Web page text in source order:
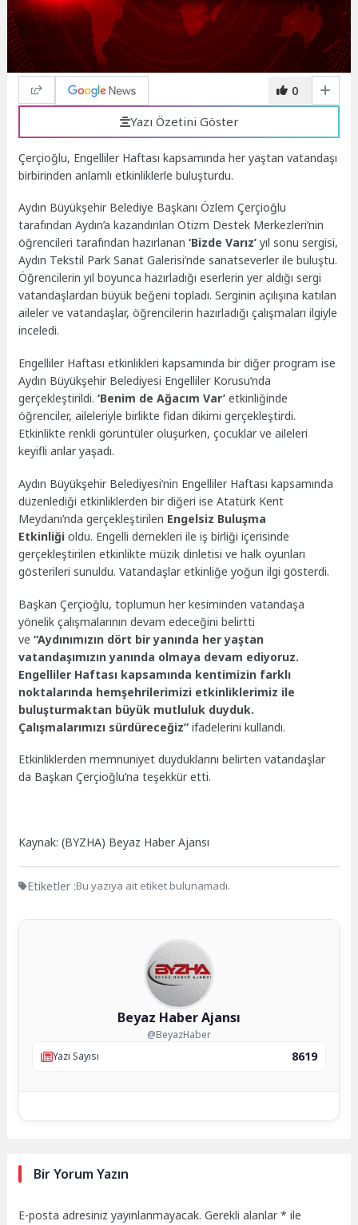
0
Yazı Özetini Göster
Çerçioğlu, Engelliler Haftası kapsamında her yaştan vatandaşı
birbirinden anlamlı etkinliklerle buluşturdu.
Aydın Büyükşehir Belediye Başkanı Özlem Çerçioğlu
tarafından Aydın’a kazandırılan Otizm Destek Merkezleri’nin
öğrencileri tarafından hazırlanan‘Bizde Varız’ yıl sonu sergisi,
Aydın Tekstil Park Sanat Galerisi’nde sanatseverler ile buluştu.
Öğrencilerin yıl boyunca hazırladığı eserlerin yer aldığı sergi
vatandaşlardan büyük beğeni topladı. Serginin açılışına katılan
aileler ve vatandaşlar, öğrencilerin hazırladığı çalışmaları ilgiyle
inceledi.
Engelliler Haftası etkinlikleri kapsamında bir diğer program ise
Aydın Büyükşehir Belediyesi Engelliler Korusu’nda
gerçekleştirildi.‘Benim de Ağacım Var’etkinliğinde
öğrenciler, aileleriyle birlikte fidan dikimi gerçekleştirdi.
Etkinlikte renkli görüntüler oluşurken, çocuklar ve aileleri
keyifli anlar yaşadı.
Aydın Büyükşehir Belediyesi’nin Engelliler Haftası kapsamında
düzenlediği etkinliklerden bir diğeri ise Atatürk Kent
Meydanı’nda gerçekleştirilen Engelsiz Buluşma
Etkinliğioldu. Engelli dernekleri ile iş birliği içerisinde
gerçekleştirilen etkinlikte müzik dinletisi ve halk oyunları
gösterileri sunuldu. Vatandaşlar etkinliğe yoğun ilgi gösterdi.
Başkan Çerçioğlu, toplumun her kesiminden vatandaşa
yönelik çalışmalarının devam edeceğini belirtti
ve“Aydınımızın dört bir yanında her yaştan
vatandaşımızın yanında olmaya devam ediyoruz.
Engelliler Haftası kapsamında kentimizin farklı
noktalarında hemşehrilerimizi etkinliklerimiz ile
buluşturmaktan büyük mutluluk duyduk.
Çalışmalarımızı sürdüreceğiz”ifadelerini kullandı.
Etkinliklerden memnuniyet duyduklarını belirten vatandaşlar
da Başkan Çerçioğlu’na teşekkür etti.
Kaynak: (BYZHA) Beyaz Haber Ajansı
Etiketler :Bu yazıya ait etiket bulunamadı.
Beyaz Haber Ajansı
@BeyazHaber
Yazı Sayısı
8619
Bir Yorum Yazın
E-posta adresiniz yayınlanmayacak. Gerekli alanlar* ile